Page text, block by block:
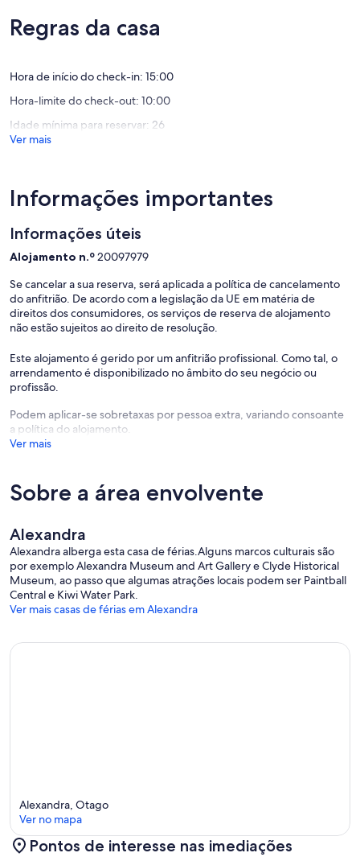
de
10,
avaliações)
Regras da casa
Hora de início do check-in: 15:00
Hora-limite do check-out: 10:00
Idade mínima para reservar: 26
Ver mais
Informações importantes
Informações úteis
Alojamento n.º20097979
Se cancelar a sua reserva, será aplicada a política de cancelamento
do anfitrião. De acordo com a legislação da UE em matéria de
direitos dos consumidores, os serviços de reserva de alojamento
não estão sujeitos ao direito de resolução.
Este alojamento é gerido por um anfitrião profissional. Como tal, o
arrendamento é disponibilizado no âmbito do seu negócio ou
profissão.
Podem aplicar-se sobretaxas por pessoa extra, variando consoante
a política do alojamento.
Ver mais
Sobre a área envolvente
Alexandra
Alexandra alberga esta casa de férias.Alguns marcos culturais são
por exemplo Alexandra Museum and Art Gallery e Clyde Historical
Museum, ao passo que algumas atrações locais podem ser Paintball
Central e Kiwi Water Park.
Ver mais casas de férias em Alexandra
Alexandra, Otago
Ver no mapa
Pontos de interesse nas imediações